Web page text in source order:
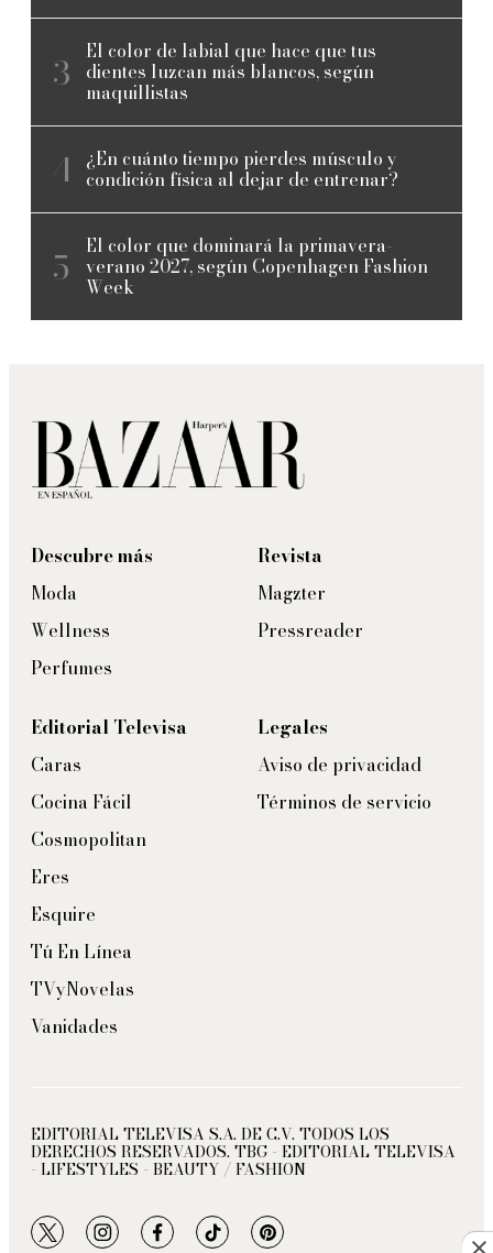
El color de labial que hace que tus
dientes luzcan más blancos, según
maquillistas
¿En cuánto tiempo pierdes músculo y
condición física al dejar de entrenar?
El color que dominará la primavera-
verano 2027, según Copenhagen Fashion
Week
Descubre más
Moda
Wellness
Perfumes
Revista
Magzter
Pressreader
Editorial Televisa
Caras
Cocina Fácil
Cosmopolitan
Eres
Esquire
Tú En Línea
TVyNovelas
Vanidades
Legales
Aviso de privacidad
Términos de servicio
EDITORIAL TELEVISA S.A. DE C.V. TODOS LOS
DERECHOS RESERVADOS. TBG - EDITORIAL TELEVISA
- LIFESTYLES - BEAUTY / FASHION
twitterinstagramfacebooktiktokpinterest